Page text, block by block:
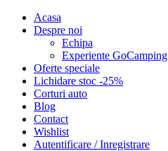
Acasa
Despre noi
Echipa
Experiente GoCamping
Oferte speciale
Lichidare stoc -25%
Corturi auto
Blog
Contact
Wishlist
Autentificare / Inregistrare